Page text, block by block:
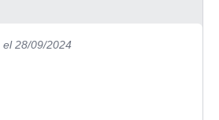
el 28/09/2024